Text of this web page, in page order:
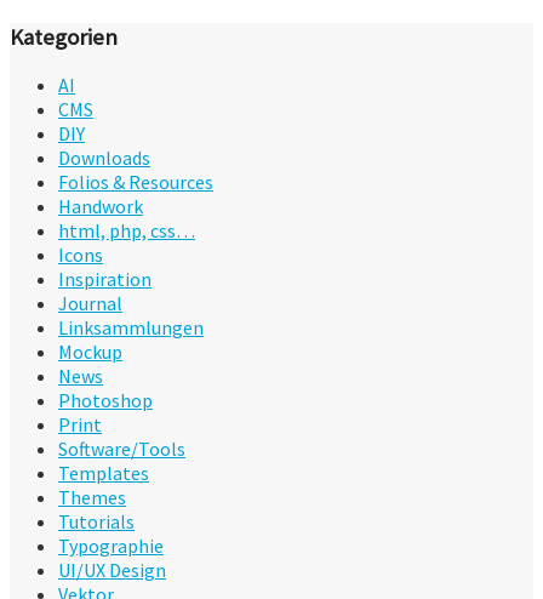
Kategorien
AI
CMS
DIY
Downloads
Folios & Resources
Handwork
html, php, css…
Icons
Inspiration
Journal
Linksammlungen
Mockup
News
Photoshop
Print
Software/Tools
Templates
Themes
Tutorials
Typographie
UI/UX Design